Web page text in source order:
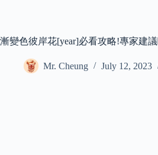
漸變色彼岸花[year]必看攻略!專家建
Mr. Cheung July 12, 2023